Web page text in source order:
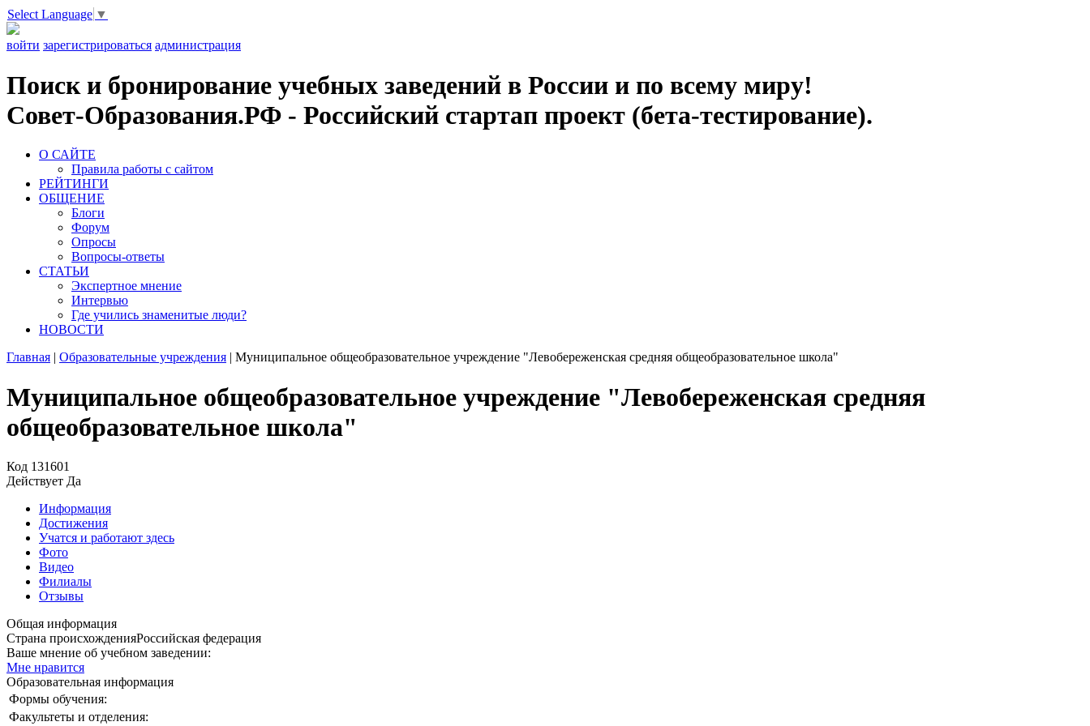
Select Language ▼
войти зарегистрироваться администрация
Поиск и бронирование учебных заведений в России и по всему миру!
Совет-Образования.РФ - Российский стартап проект (бета-тестирование).
О САЙТЕ
Правила работы с сайтом
РЕЙТИНГИ
ОБЩЕНИЕ
Блоги
Форум
Опросы
Вопросы-ответы
СТАТЬИ
Экспертное мнение
Интервью
Где учились знаменитые люди?
НОВОСТИ
Главная | Образовательные учреждения | Муниципальное общеобразовательное учреждение "Левобереженская средняя общеобразовательное школа"
Муниципальное общеобразовательное учреждение "Левобереженская средняя
общеобразовательное школа"
Код 131601
Действует Да
Информация
Достижения
Учатся и работают здесь
Фото
Видео
Филиалы
Отзывы
Общая информация
Страна происхожденияРоссийская федерация
Ваше мнение об учебном заведении:
Мне нравится
Образовательная информация
Формы обучения:
Факультеты и отделения: